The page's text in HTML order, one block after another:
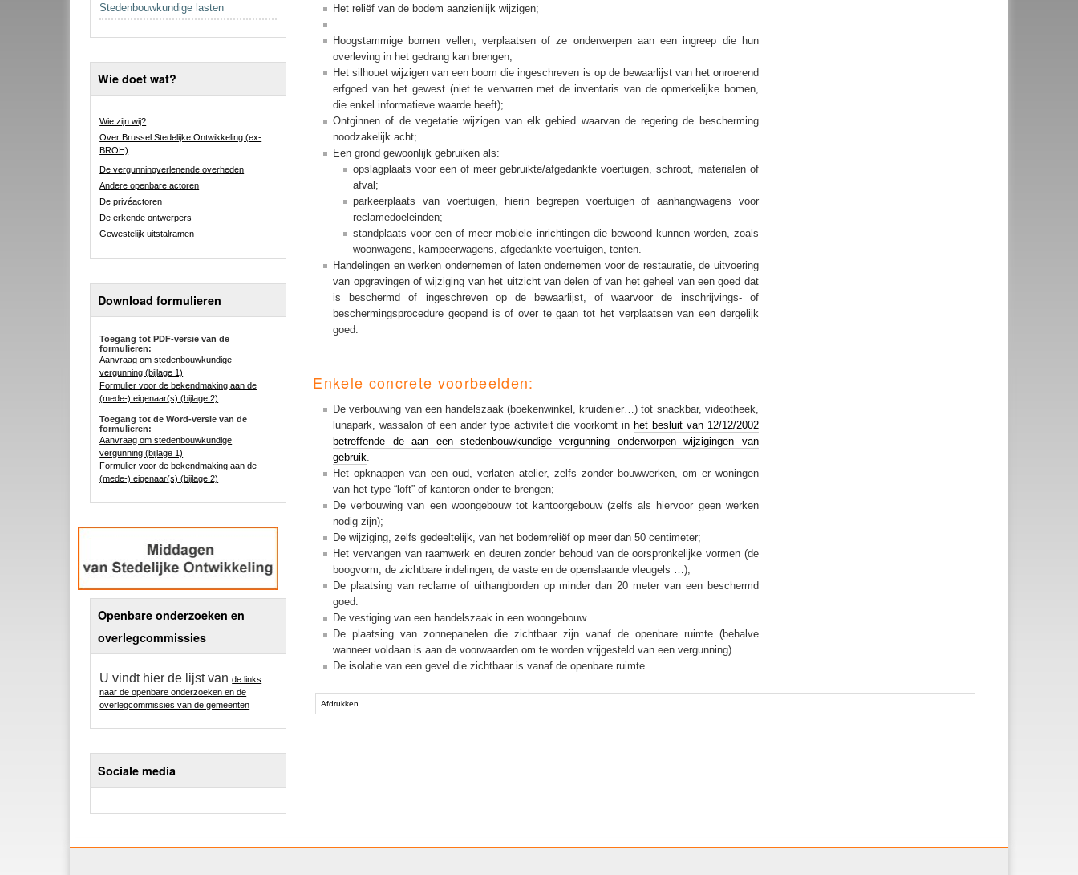
Stedenbouwkundige lasten
Wie doet wat?
Wie zijn wij?
Over Brussel Stedelijke Ontwikkeling (ex-
BROH)
De vergunningverlenende overheden
Andere openbare actoren
De privéactoren
De erkende ontwerpers
Gewestelijk uitstalramen
Download formulieren
Toegang tot PDF-versie van de
formulieren:
Aanvraag om stedenbouwkundige
vergunning (bijlage 1)
Formulier voor de bekendmaking aan de
(mede-) eigenaar(s) (bijlage 2)
Toegang tot de Word-versie van de
formulieren:
Aanvraag om stedenbouwkundige
vergunning (bijlage 1)
Formulier voor de bekendmaking aan de
(mede-) eigenaar(s) (bijlage 2)
Openbare onderzoeken en
overlegcommissies
U vindt hier de lijst vande links
naar de openbare onderzoeken en de
overlegcommissies van de gemeenten
Sociale media
Het reliëf van de bodem aanzienlijk wijzigen;
Hoogstammige bomen vellen, verplaatsen of ze onderwerpen aan een ingreep die hun
overleving in het gedrang kan brengen;
Het silhouet wijzigen van een boom die ingeschreven is op de bewaarlijst van het onroerend
erfgoed van het gewest (niet te verwarren met de inventaris van de opmerkelijke bomen,
die enkel informatieve waarde heeft);
Ontginnen of de vegetatie wijzigen van elk gebied waarvan de regering de bescherming
noodzakelijk acht;
Een grond gewoonlijk gebruiken als:
opslagplaats voor een of meer gebruikte/afgedankte voertuigen, schroot, materialen of
afval;
parkeerplaats van voertuigen, hierin begrepen voertuigen of aanhangwagens voor
reclamedoeleinden;
standplaats voor een of meer mobiele inrichtingen die bewoond kunnen worden, zoals
woonwagens, kampeerwagens, afgedankte voertuigen, tenten.
Handelingen en werken ondernemen of laten ondernemen voor de restauratie, de uitvoering
van opgravingen of wijziging van het uitzicht van delen of van het geheel van een goed dat
is beschermd of ingeschreven op de bewaarlijst, of waarvoor de inschrijvings- of
beschermingsprocedure geopend is of over te gaan tot het verplaatsen van een dergelijk
goed.
Enkele concrete voorbeelden:
De verbouwing van een handelszaak (boekenwinkel, kruidenier…) tot snackbar, videotheek,
lunapark, wassalon of een ander type activiteit die voorkomt in het besluit van 12/12/2002
betreffende de aan een stedenbouwkundige vergunning onderworpen wijzigingen van
gebruik
Het opknappen van een oud, verlaten atelier, zelfs zonder bouwwerken, om er woningen
van het type “loft” of kantoren onder te brengen;
De verbouwing van een woongebouw tot kantoorgebouw (zelfs als hiervoor geen werken
nodig zijn);
De wijziging, zelfs gedeeltelijk, van het bodemreliëf op meer dan 50 centimeter;
Het vervangen van raamwerk en deuren zonder behoud van de oorspronkelijke vormen (de
boogvorm, de zichtbare indelingen, de vaste en de openslaande vleugels …);
De plaatsing van reclame of uithangborden op minder dan 20 meter van een beschermd
goed.
De vestiging van een handelszaak in een woongebouw.
De plaatsing van zonnepanelen die zichtbaar zijn vanaf de openbare ruimte (behalve
wanneer voldaan is aan de voorwaarden om te worden vrijgesteld van een vergunning).
De isolatie van een gevel die zichtbaar is vanaf de openbare ruimte.
Afdrukken